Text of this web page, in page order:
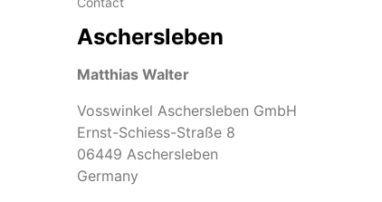
Aschersleben
Matthias Walter
Vosswinkel Aschersleben GmbH
Ernst-Schiess-Straße 8
06449 Aschersleben
Germany